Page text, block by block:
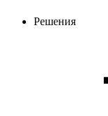
Решения